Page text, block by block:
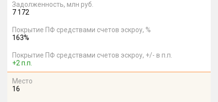
Задолженность, млн руб.
7 172
Покрытие ПФ средствами счетов эскроу, %
163%
Покрытие ПФ средствами счетов эскроу, +/- в п.п.
+2 п.п.
Место
16